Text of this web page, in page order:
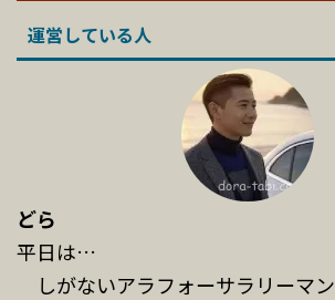
運営している人
どら
平日は…
しがないアラフォーサラリーマン